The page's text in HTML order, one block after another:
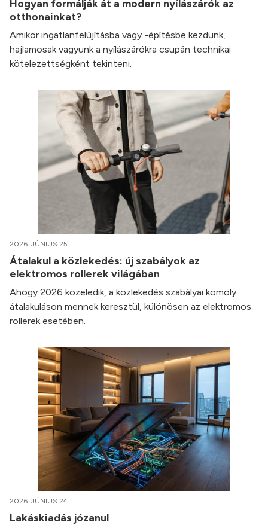
Hogyan formálják át a modern nyílászárók az
otthonainkat?
Amikor ingatlanfelújításba vagy -építésbe kezdünk,
hajlamosak vagyunk a nyílászárókra csupán technikai
kötelezettségként tekinteni.
2026. JÚNIUS 25.
Átalakul a közlekedés: új szabályok az
elektromos rollerek világában
Ahogy 2026 közeledik, a közlekedés szabályai komoly
átalakuláson mennek keresztül, különösen az elektromos
rollerek esetében.
2026. JÚNIUS 24.
Lakáskiadás józanul